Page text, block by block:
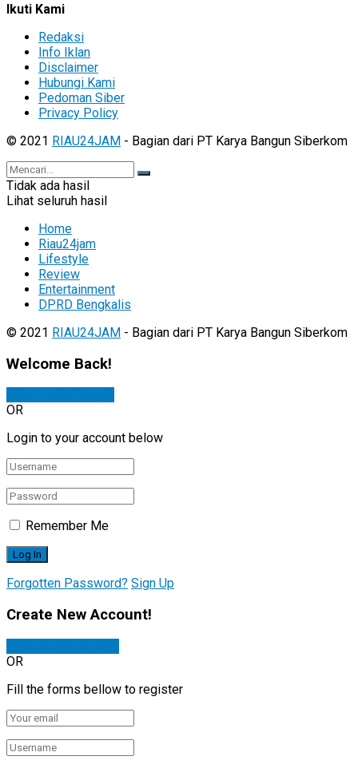
Ikuti Kami
Redaksi
Info Iklan
Disclaimer
Hubungi Kami
Pedoman Siber
Privacy Policy
© 2021 RIAU24JAM - Bagian dari PT Karya Bangun Siberkom
Tidak ada hasil
Lihat seluruh hasil
Home
Riau24jam
Lifestyle
Review
Entertainment
DPRD Bengkalis
© 2021 RIAU24JAM - Bagian dari PT Karya Bangun Siberkom
Welcome Back!
OR
Login to your account below
Remember Me
Forgotten Password? Sign Up
Create New Account!
OR
Fill the forms bellow to register